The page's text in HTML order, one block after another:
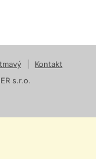
tmavý
Kontakt
s.r.o.